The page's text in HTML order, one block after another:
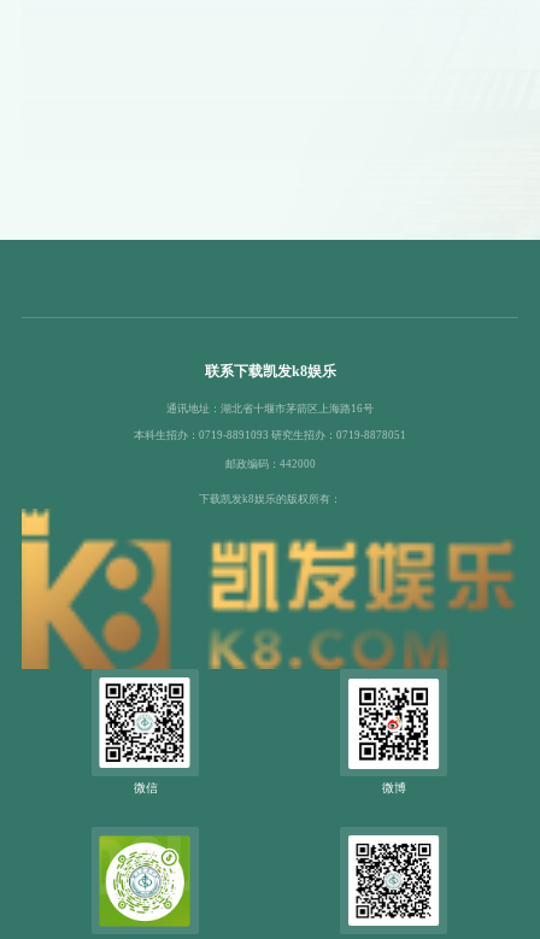
联系下载凯发k8娱乐
通讯地址：湖北省十堰市茅箭区上海路16号
本科生招办：0719-8891093 研究生招办：0719-8878051
邮政编码：442000
下载凯发k8娱乐的版权所有：
微信 微博